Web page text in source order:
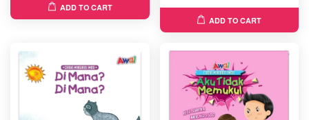
ADD TO CART
ADD TO CART